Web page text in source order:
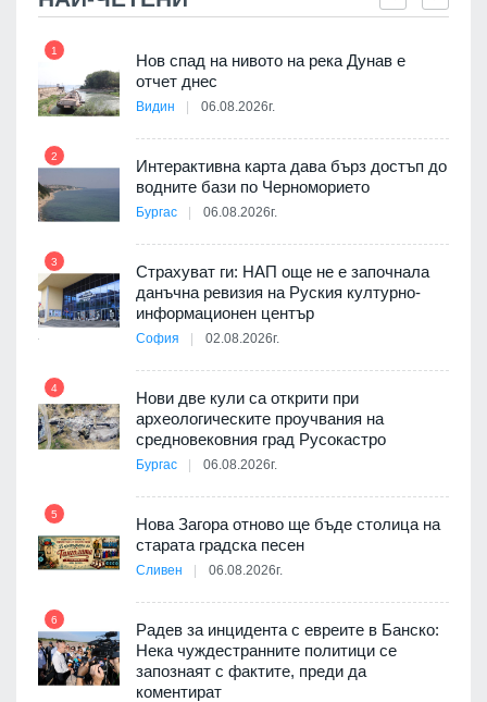
1
Нов спад на нивото на река Дунав е
отчет днес
Видин 06.08.2026г.
2
Интерактивна карта дава бърз достъп до
водните бази по Черноморието
Бургас 06.08.2026г.
3
Страхуват ги: НАП още не е започнала
данъчна ревизия на Руския културно-
информационен център
София 02.08.2026г.
4
Нови две кули са открити при
археологическите проучвания на
средновековния град Русокастро
Бургас 06.08.2026г.
5
Нова Загора отново ще бъде столица на
старата градска песен
Сливен 06.08.2026г.
6
Радев за инцидента с евреите в Банско:
Нека чуждестранните политици се
запознаят с фактите, преди да
коментират